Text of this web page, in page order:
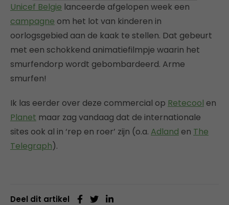
Unicef Belgie lanceerde afgelopen week een
campagne om het lot van kinderen in
oorlogsgebied aan de kaak te stellen. Dat gebeurt
met een schokkend animatiefilmpje waarin het
smurfendorp wordt gebombardeerd. Arme
smurfen!
Ik las eerder over deze commercial op Retecool en
Planet maar zag vandaag dat de internationale
sites ook al in ‘rep en roer’ zijn (o.a. Adland en The
Telegraph).
Deel dit artikel